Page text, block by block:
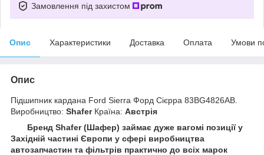
Замовлення під захистом
Опис Характеристики Доставка Оплата Умови
Опис
Підшипник кардана Ford Sierra Форд Сієрра 83BG4826AB.
Виробництво: ShaferКраїна: Австрія
Бренд Shafer (Шафер) займає дуже вагомі позиції у
Західній частині Європи у сфері виробництва
автозапчастин та фільтрів практично до всіх марок